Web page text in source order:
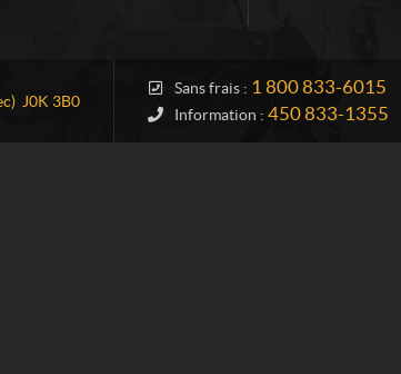
J0K 3B0
Sans frais : 1 800 833-6015
Information : 450 833-1355